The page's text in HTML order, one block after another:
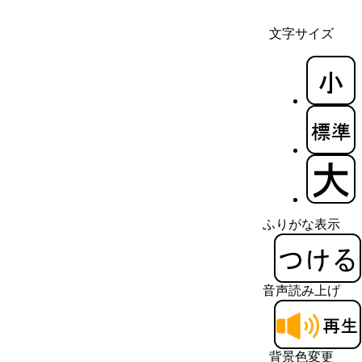
文字サイズ
ふりがな表示
音声読み上げ
背景色変更